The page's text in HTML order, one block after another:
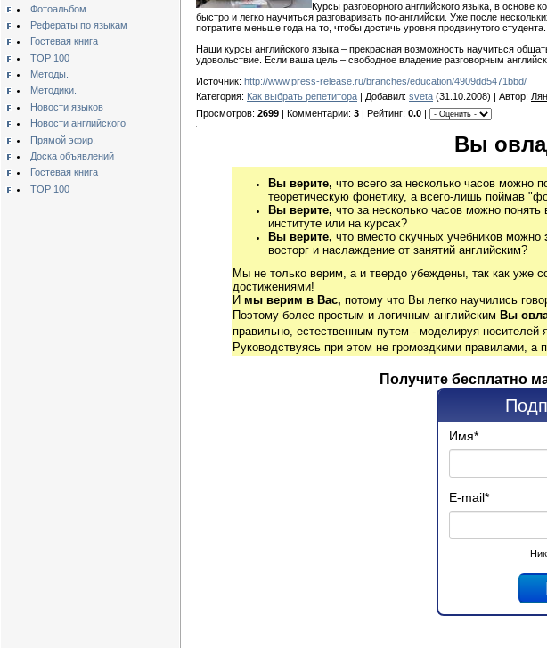
Фотоальбом
Рефераты по языкам
Гостевая книга
TOP 100
Методы.
Методики.
Новости языков
Новости английского
Прямой эфир.
Доска объявлений
Гостевая книга
TOP 100
Курсы разговорного английского языка, в
быстро и легко научиться разговаривать по-английски. Уже после
потратите меньше года на то, чтобы достичь уровня продвинутого студента.
Наши курсы английского языка – прекрасная возможность научиться
удовольствие. Если ваша цель – свободное владение разговорным
Источник: http://www.press-release.ru/branches/education/4909dd5471bbd/
Категория: Как выбрать репетитора | Добавил: sveta (31.10.2008) | Автор:
Просмотров: 2699 | Комментарии: 3 | Рейтинг: 0.0
Вы
Вы верите, что всего за несколько часов можно
теоретическую фонетику, а всего-лишь поймав
Вы верите, что за несколько часов можно
институте или на курсах?
Вы верите, что вместо скучных учебников можно
восторг и наслаждение от занятий английским?
Мы не только верим, а и твердо убеждены, так как уже
достижениями!
И мы верим в Вас, потому что Вы легко научились
Поэтому более простым и логичным английским Вы
правильно, естественным путем - моделируя носителей
Руководствуясь при этом не громоздкими правилами,
Получите бесплатно
Имя*
E-mail*